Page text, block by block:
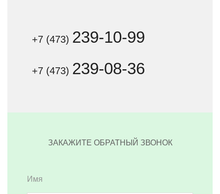
+7 (473) 239-10-99
+7 (473) 239-08-36
ЗАКАЖИТЕ ОБРАТНЫЙ ЗВОНОК
Имя